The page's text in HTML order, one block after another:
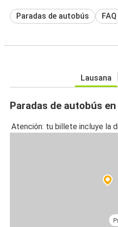
Paradas de autobús FAQ
Lausana
Paradas de autobús
Atención: tu billete incluye la